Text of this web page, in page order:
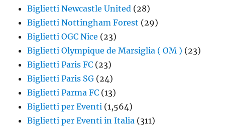
Biglietti Newcastle United (28)
Biglietti Nottingham Forest (29)
Biglietti OGC Nice (23)
Biglietti Olympique de Marsiglia ( OM ) (23)
Biglietti Paris FC (23)
Biglietti Paris SG (24)
Biglietti Parma FC (13)
Biglietti per Eventi (1,564)
Biglietti per Eventi in Italia (311)